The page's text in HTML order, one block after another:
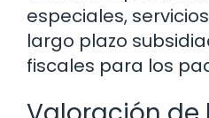
especiales,
largo plazo
fiscales para los